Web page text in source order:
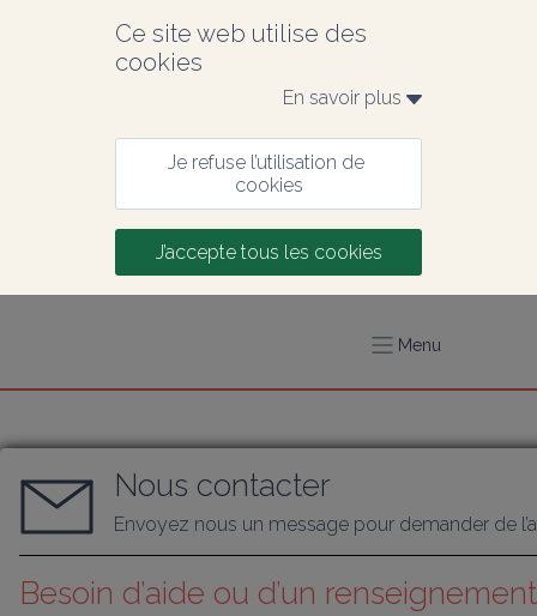
Ce site web utilise des
cookies
En savoir plus
Je refuse l’utilisation de
cookies
J’accepte tous les cookies
Menu
Nous contacter
Envoyez nous un message pour demander de
Besoin d’aide ou d’un